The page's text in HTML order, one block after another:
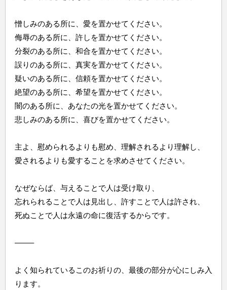
憎しみのある所に、愛を置かせてください。
侮辱のある所に、許しを置かせてください。
分裂のある所に、和合を置かせてください。
誤りのある所に、真実を置かせてください。
疑いのある所に、信頼を置かせてください。
絶望のある所に、希望を置かせてください。
闇のある所に、あなたの光を置かせてください。
悲しみのある所に、喜びを置かせてください。
主よ、慰められるよりも慰め、理解されるより理解し、
愛されるよりも愛することを求めさせてください。
なぜならば、与えることで人は受け取り、
忘れられることで人は見出し、許すことで人は許され、
死ぬことで人は永遠の命に復活するからです。
——–
よく知られているこのお祈りの、最後の部分が心にしみ入
ります。